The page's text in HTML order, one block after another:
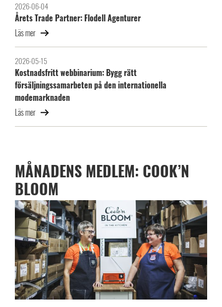
2026-06-04
Årets Trade Partner: Flodell Agenturer
Läs mer
2026-05-15
Kostnadsfritt webbinarium: Bygg rätt
försäljningssamarbeten på den internationella
modemarknaden
Läs mer
MÅNADENS MEDLEM: COOK’N
BLOOM